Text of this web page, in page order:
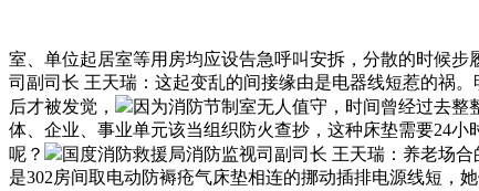
室、单位起居室等用房均应设告急呼叫安拆，分散的时候步
司副司长 王天瑞：这起变乱的间接缘由是电器线短惹的祸
后才被发觉，
因为消防节制室无人值守，时间曾经过去
体、企业、事业单元该当组织防火查抄，这种床垫需要24
呢？
国度消防救援局消防监视司副司长 王天瑞：养老场
是302房间取电动防褥疮气床垫相连的挪动插排电源线短，